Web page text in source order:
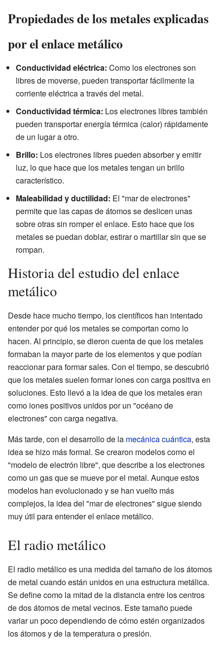
Propiedades de los metales explicadas
por el enlace metálico
Conductividad eléctrica: Como los electrones son
libres de moverse, pueden transportar fácilmente la
corriente eléctrica a través del metal.
Conductividad térmica: Los electrones libres también
pueden transportar energía térmica (calor) rápidamente
de un lugar a otro.
Brillo: Los electrones libres pueden absorber y emitir
luz, lo que hace que los metales tengan un brillo
característico.
Maleabilidad y ductilidad: El "mar de electrones"
permite que las capas de átomos se deslicen unas
sobre otras sin romper el enlace. Esto hace que los
metales se puedan doblar, estirar o martillar sin que se
rompan.
Historia del estudio del enlace
metálico
Desde hace mucho tiempo, los científicos han intentado
entender por qué los metales se comportan como lo
hacen. Al principio, se dieron cuenta de que los metales
formaban la mayor parte de los elementos y que podían
reaccionar para formar sales. Con el tiempo, se descubrió
que los metales suelen formar iones con carga positiva en
soluciones. Esto llevó a la idea de que los metales eran
como iones positivos unidos por un "océano de
electrones" con carga negativa.
Más tarde, con el desarrollo de la mecánica cuántica, esta
idea se hizo más formal. Se crearon modelos como el
"modelo de electrón libre", que describe a los electrones
como un gas que se mueve por el metal. Aunque estos
modelos han evolucionado y se han vuelto más
complejos, la idea del "mar de electrones" sigue siendo
muy útil para entender el enlace metálico.
El radio metálico
El radio metálico es una medida del tamaño de los átomos
de metal cuando están unidos en una estructura metálica.
Se define como la mitad de la distancia entre los centros
de dos átomos de metal vecinos. Este tamaño puede
variar un poco dependiendo de cómo estén organizados
los átomos y de la temperatura o presión.